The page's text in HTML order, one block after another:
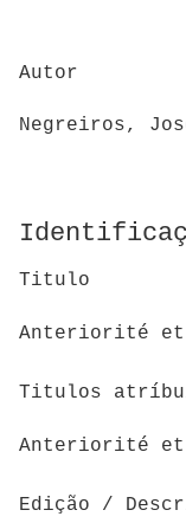
Autor
Negreiros,
Titulo
Anteriorité
Titulos
Anteriorité
Edição /